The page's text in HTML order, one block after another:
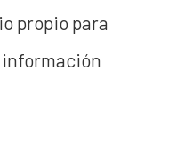
propio para
información